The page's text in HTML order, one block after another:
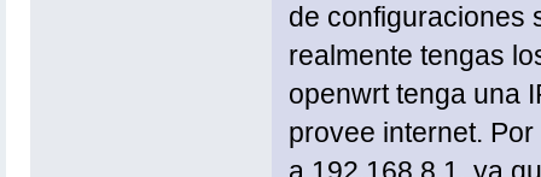
de configuraciones
realmente tengas
openwrt tenga una
provee internet.